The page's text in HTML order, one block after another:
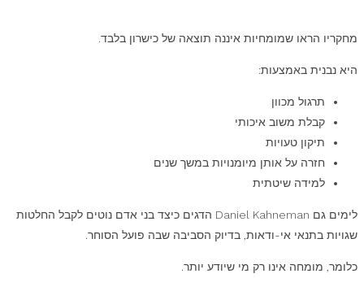
מחקריו הראו שמומחיות איננה תוצאה של כישרון בלבד.
היא נבנית באמצעות:
תרגול מכוון
קבלת משוב איכותי
תיקון טעויות
חזרה על אותן מיומנויות במשך שנים
למידה שיטתית
לימים גם Daniel Kahneman הדגים כיצד בני אדם נוטים לקבל החלטות
שגויות בתנאי אי-ודאות, בדיוק הסביבה שבה פועל הסוחר.
כלומר, מומחה אינו רק מי שיודע יותר.